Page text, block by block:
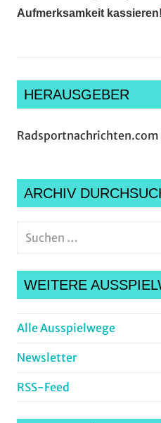
Aufmerksamkeit kassieren!
HERAUSGEBER
ARCHIV
Suchen
WEITERE
Alle Ausspielwege
Newsletter
RSS-Feed